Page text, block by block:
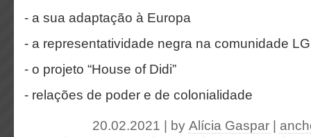
- a sua adaptação à Europa
- a representatividade negra na comunidade
- o projeto “House of Didi”
- relações de poder e de colonialidade
20.02.2021 | by Alícia Gaspar